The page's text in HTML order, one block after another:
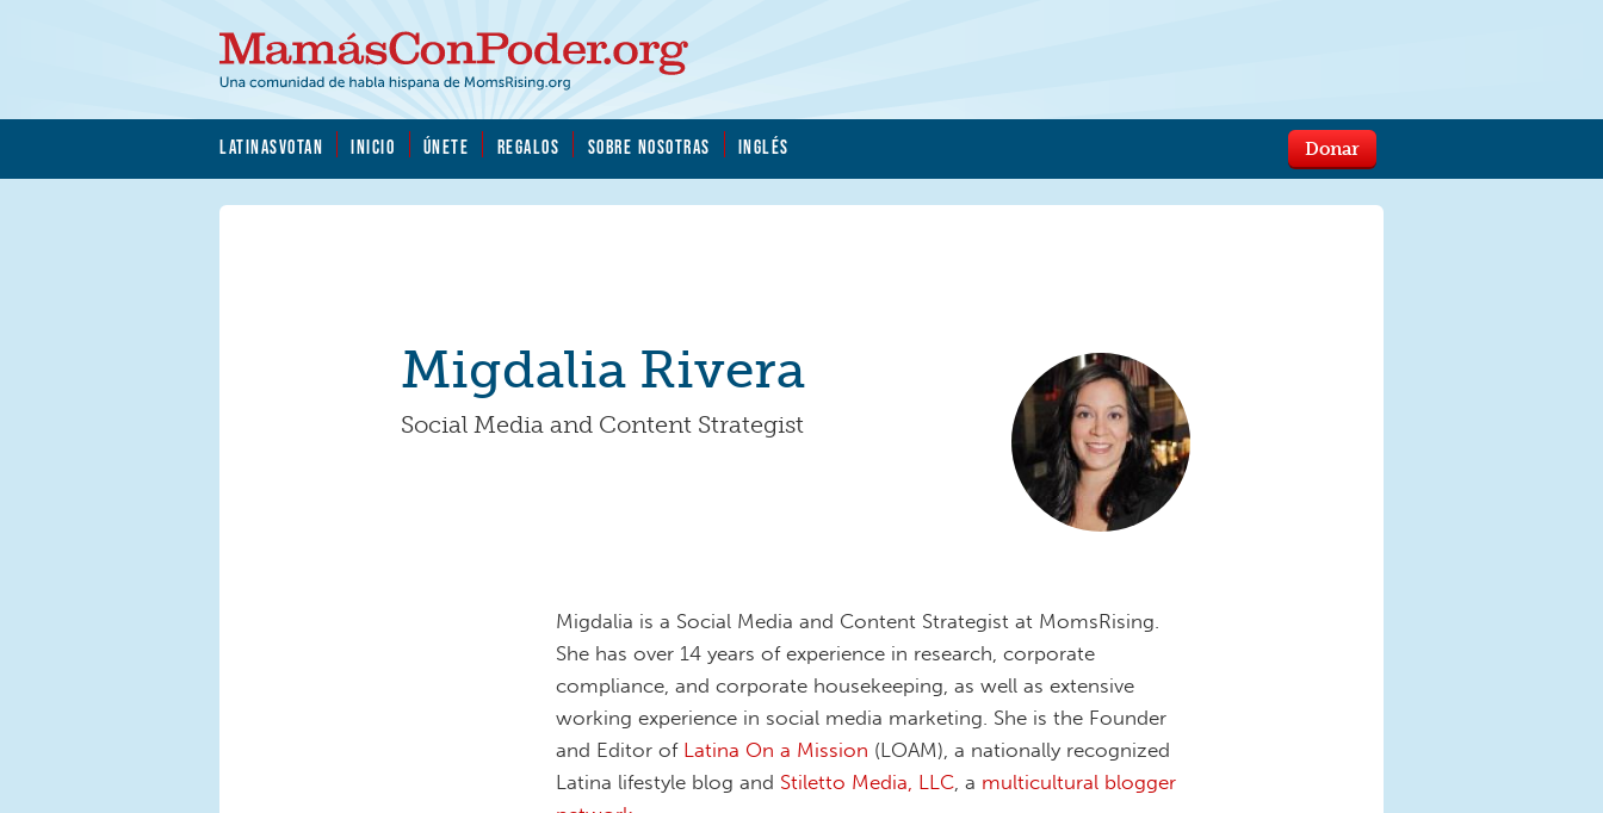
MamásConPoder.org
LATINASVOTAN INICIO ÚNETE REGALOS SOBRE NOSOTRAS INGLÉS Donar
Migdalia Rivera
Social Media and Content Strategist
Migdalia is a Social Media and Content Strategist at MomsRising.
She has over 14 years of experience in research, corporate
compliance, and corporate housekeeping, as well as extensive
working experience in social media marketing. She is the Founder
and Editor of Latina On a Mission (LOAM), a nationally recognized
Latina lifestyle blog and Stiletto Media, LLC, a multicultural blogger